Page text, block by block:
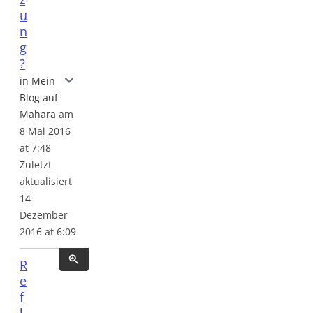
u
n
g
?
Profile, Gruppen oder Vernetzung?
in Mein
Blog auf
Maharaam
8 Mai 2016
at 7:48
Zuletzt
aktualisiert
14
Dezember
2016 at 6:09
R
e
f